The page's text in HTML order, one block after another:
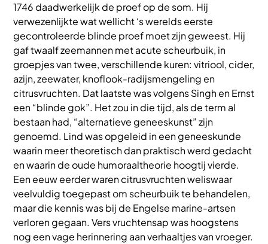
1746 daadwerkelijk de proef op de som. Hij
verwezenlijkte wat wellicht ‘s werelds eerste
gecontroleerde blinde proef moet zijn geweest. Hij
gaf twaalf zeemannen met acute scheurbuik, in
groepjes van twee, verschillende kuren: vitriool, cider,
azijn, zeewater, knoflook-radijsmengeling en
citrusvruchten. Dat laatste was volgens Singh en Ernst
een “blinde gok”. Het zou in die tijd, als de term al
bestaan had, “alternatieve geneeskunst” zijn
genoemd. Lind was opgeleid in een geneeskunde
waarin meer theoretisch dan praktisch werd gedacht
en waarin de oude humoraaltheorie hoogtij vierde.
Een eeuw eerder waren citrusvruchten weliswaar
veelvuldig toegepast om scheurbuik te behandelen,
maar die kennis was bij de Engelse marine-artsen
verloren gegaan. Vers vruchtensap was hoogstens
nog een vage herinnering aan verhaaltjes van vroeger.